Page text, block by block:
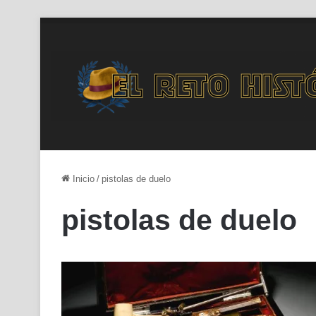
Inicio / pistolas de duelo
pistolas de duelo